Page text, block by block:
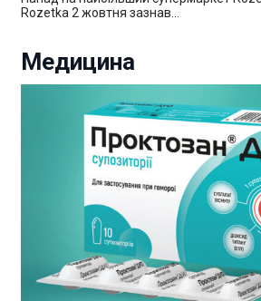
Rozetka 2 жовтня зазнав…
Медицина